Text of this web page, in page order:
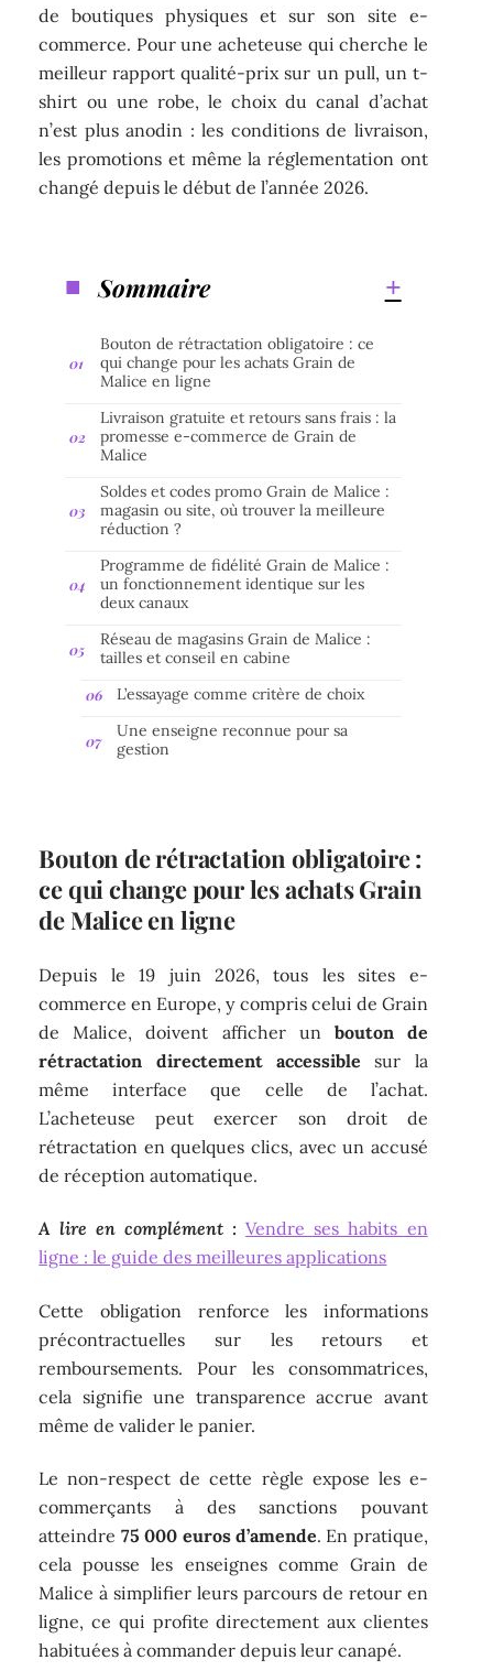
de boutiques physiques et sur son site e-
commerce. Pour une acheteuse qui cherche le
meilleur rapport qualité-prix sur un pull, un t-
shirt ou une robe, le choix du canal d’achat
n’est plus anodin : les conditions de livraison,
les promotions et même la réglementation ont
changé depuis le début de l’année 2026.
Sommaire
Bouton de rétractation obligatoire : ce
qui change pour les achats Grain de
Malice en ligne
Livraison gratuite et retours sans frais : la
promesse e-commerce de Grain de
Malice
Soldes et codes promo Grain de Malice :
magasin ou site, où trouver la meilleure
réduction ?
Programme de fidélité Grain de Malice :
un fonctionnement identique sur les
deux canaux
Réseau de magasins Grain de Malice :
tailles et conseil en cabine
L’essayage comme critère de choix
Une enseigne reconnue pour sa
gestion
Bouton de rétractation obligatoire :
ce qui change pour les achats Grain
de Malice en ligne
Depuis le 19 juin 2026, tous les sites e-
commerce en Europe, y compris celui de Grain
de Malice, doivent afficher un bouton de
rétractation directement accessible sur la
même interface que celle de l’achat.
L’acheteuse peut exercer son droit de
rétractation en quelques clics, avec un accusé
de réception automatique.
A lire en complément : Vendre ses habits en
ligne : le guide des meilleures applications
Cette obligation renforce les informations
précontractuelles sur les retours et
remboursements. Pour les consommatrices,
cela signifie une transparence accrue avant
même de valider le panier.
Le non-respect de cette règle expose les e-
commerçants à des sanctions pouvant
atteindre 75 000 euros d’amende. En pratique,
cela pousse les enseignes comme Grain de
Malice à simplifier leurs parcours de retour en
ligne, ce qui profite directement aux clientes
habituées à commander depuis leur canapé.